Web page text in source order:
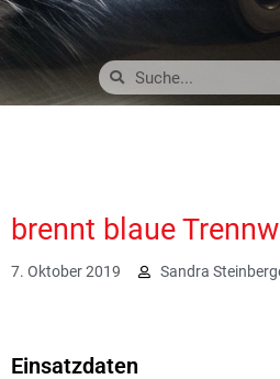
brennt blaue
7. Oktober 2019 Sandra
Einsatzdaten